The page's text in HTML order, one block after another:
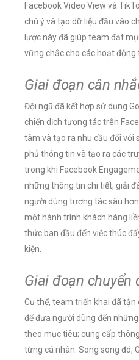
Facebook Video View và
chú ý và tạo dữ liệu đầu vào
lược này đã giúp team đạt
vững chắc cho các hoạt động
Giai đoạn cân
Đội ngũ đã kết hợp sử dụng
chiến dịch tương tác trên
tâm và tạo ra nhu cầu đối với
phủ thông tin và tạo ra các
trong khi Facebook
những thông tin chi tiết, giải
người dùng tương tác sâu
một hành trình khách hàng
thức ban đầu đến việc thúc
kiện.
Giai đoạn chuyển
Cụ thể, team triển khai đã tận
để đưa người dùng đến
theo mục tiêu; cung cấp
từng cá nhân. Song song đó,